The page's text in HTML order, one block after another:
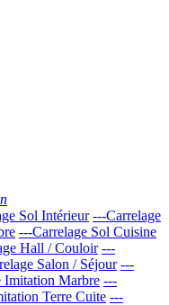
Sol Intérieur ---Carrelage
---Carrelage Sol Cuisine
Hall / Couloir ---
Salon / Séjour ---
Imitation Marbre ---
Terre Cuite ---